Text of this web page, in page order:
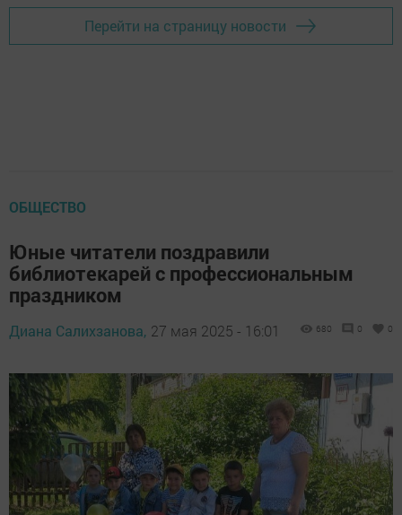
Перейти на страницу новости
ОБЩЕСТВО
Юные читатели поздравили
библиотекарей с профессиональным
праздником
Диана Салихзанова, 27 мая 2025 - 16:01 680 0 0